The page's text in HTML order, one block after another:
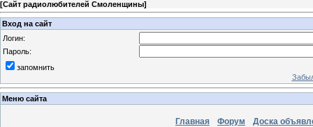
[Сайт радиолюбителей Смоленщины]
Вход на сайт
Логин:
Пароль:
запомнить
Меню сайта
Главная Форум Доска